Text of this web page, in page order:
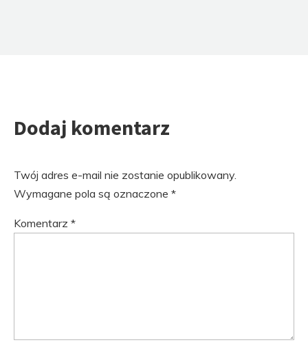
Dodaj komentarz
Twój adres e-mail nie zostanie opublikowany.
Wymagane pola są oznaczone *
Komentarz *